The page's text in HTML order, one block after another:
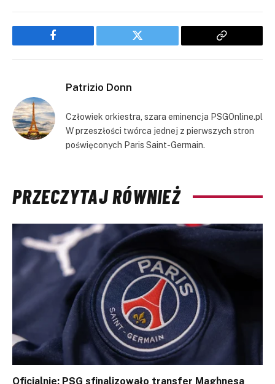
Facebook Twitter
Copy
Patrizio Donn
Człowiek orkiestra, szara eminencja PSGOnline.pl
W przeszłości twórca jednej z pierwszych stron
poświęconych Paris Saint-Germain.
PRZECZYTAJ RÓWNIEŻ
Oficjalnie: PSG sfinalizowało transfer Maghnesa